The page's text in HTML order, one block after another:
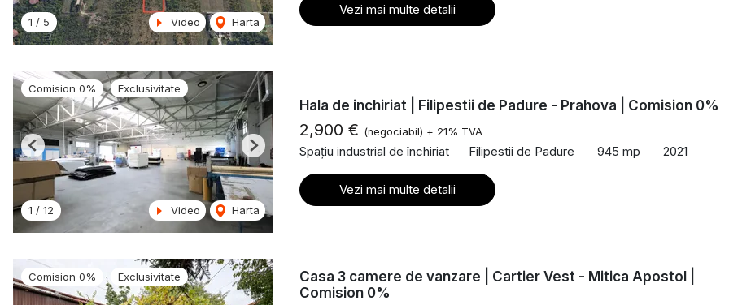
1 / 5 Video Harta
Vezi mai multe detalii
Comision 0% Exclusivitate
1 / 12 Video Harta
Previous Next
Hala de inchiriat | Filipestii de Padure - Prahova | Comision 0%
2,900 € (negociabil) + 21% TVA
Spațiu industrial de închiriat Filipestii de Padure 945 mp 2021
Vezi mai multe detalii
Comision 0% Exclusivitate
Casa 3 camere de vanzare | Cartier Vest - Mitica Apostol |
Comision 0%